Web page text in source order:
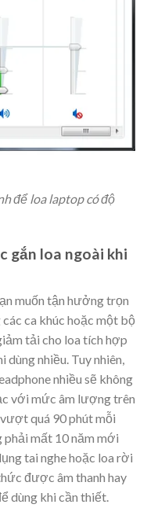
để loa laptop có độ
gắn loa ngoài khi
muốn tận hưởng trọn
ca khúc hoặc một bộ
tải cho loa tích hợp
nhiều. Tuy nhiên,
nhiều sẽ không
với mức âm lượng trên
quá 90 phút mỗi
phải mất 10 năm mới
tai nghe hoặc loa rời
được âm thanh hay
dùng khi cần thiết.